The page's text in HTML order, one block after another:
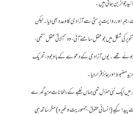
جواز بن جاتی ہیں۔
جبر اور روایت پرستی سے آزادی کا وعدہ بھی دیا۔ لیکن
کی شکل میں جو عقل سامنے آئی، وہ “آلاتی عقل” تھی،
ہوئے تھے۔ یوں آزادی کے دعوے کے باوجود، تحریک
اور جائز قرار دیا۔
ایک نئی منزل تھی جہاں غلبے کے رجحانات مزید گہرے
کیے (انسانی حقوق، جمہوریت وغیرہ) مگر ساتھ ہی